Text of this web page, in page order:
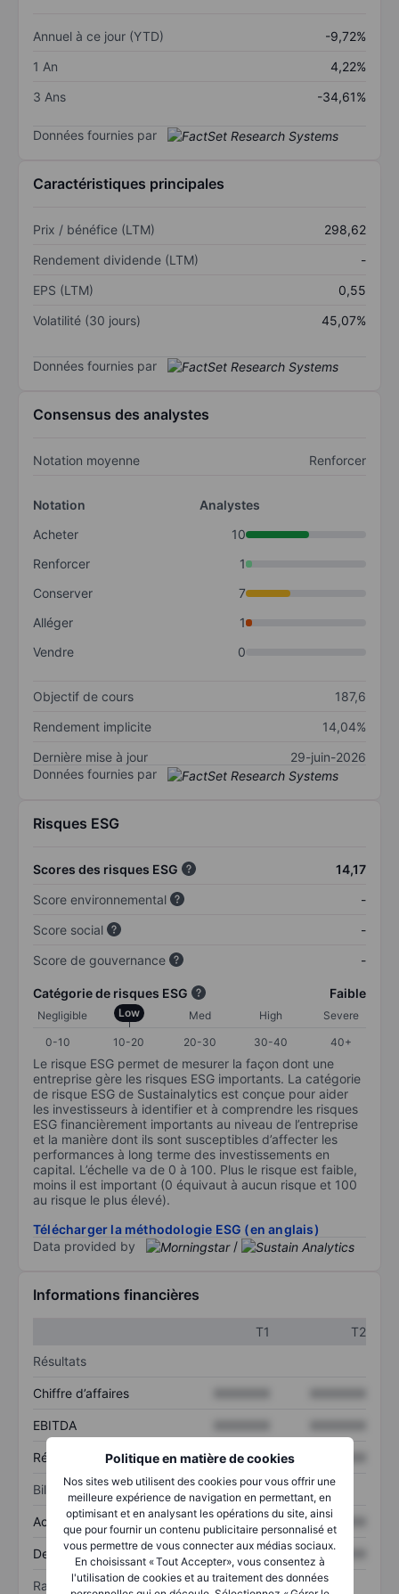
Politique en matière de cookies
Nos sites web utilisent des cookies pour vous offrir une
meilleure expérience de navigation en permettant, en
optimisant et en analysant les opérations du site, ainsi
que pour fournir un contenu publicitaire personnalisé et
vous permettre de vous connecter aux médias sociaux.
En choisissant « Tout Accepter», vous consentez à
l'utilisation de cookies et au traitement des données
Annuel à ce jour (YTD)
-9,72%
1 An
4,22%
3 Ans
-34,61%
Données fournies par
Caractéristiques principales
Prix / bénéfice (LTM)
298,62
Rendement dividende (LTM)
-
EPS (LTM)
0,55
Volatilité (30 jours)
45,07%
Données fournies par
Consensus des analystes
Notation moyenne Renforcer
Notation
Analystes
Acheter
10
Renforcer
1
Conserver
7
Alléger
1
Vendre
0
Objectif de cours
187,6
Rendement implicite
14,04%
Dernière mise à jour
29-juin-2026
Données fournies par
Risques ESG
Scores des risques ESG
14,17
Score environnemental
-
Score social
-
Score de gouvernance
-
Catégorie de risques ESG Faible
Negligible Low Med High
Severe
0-10
10-20 20-30 30-40 40+
Le risque ESG permet de mesurer la façon dont une
entreprise gère les risques ESG importants. La catégorie
de risque ESG de Sustainalytics est conçue pour aider
les investisseurs à identifier et à comprendre les risques
ESG financièrement importants au niveau de l’entreprise
et la manière dont ils sont susceptibles d’affecter les
performances à long terme des investissements en
capital. L’échelle va de 0 à 100. Plus le risque est faible,
moins il est important (0 équivaut à aucun risque et 100
au risque le plus élevé).
Télécharger la méthodologie ESG (en anglais)
Data provided by
/
Informations financières
T1
T2
Résultats
Chiffre d’affaires
EBITDA
Résultat net XXXXXXX
Bilan
Actif total XXXXXXX XXXXXXX
Dette totale XXXXXXX XXXXXXX
Ratios